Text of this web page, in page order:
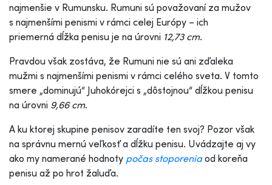
najmenšie v Rumunsku. Rumuni sú považovaní za mužov
s najmenšími penismi v rámci celej Európy – ich
priemerná dĺžka penisu je na úrovni 12,73 cm.
Pravdou však zostáva, že Rumuni nie sú ani zďaleka
mužmi s najmenšími penismi v rámci celého sveta. V tomto
smere „dominujú“ Juhokórejci s „dôstojnou“ dĺžkou penisu
na úrovni 9,66 cm.
A ku ktorej skupine penisov zaradíte ten svoj? Pozor však
na správnu mernú veľkosť a dĺžku penisu. Uvádzajte aj vy
ako my namerané hodnoty počas stoporeniaod koreňa
penisu až po hrot žaluďa.